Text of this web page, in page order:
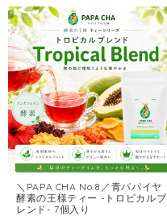
＼PAPA CHA No.8／青パパイヤ
酵素の王様ティー -トロピカルブ
レンド- 7個入り